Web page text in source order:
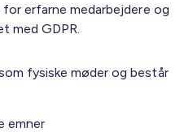
erfarne medarbejdere og
med GDPR.
fysiske møder og består
emner